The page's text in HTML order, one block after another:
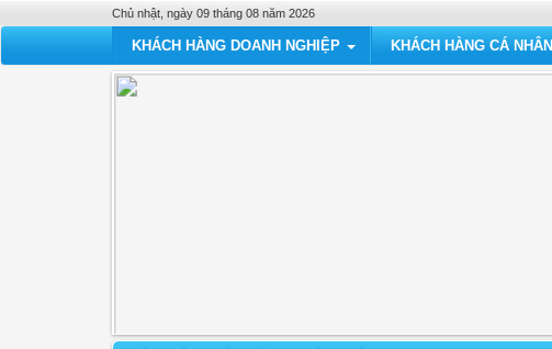
Chủ nhật, ngày 09 tháng 08 năm 2026
KHÁCH HÀNG DOANH NGHIỆP KHÁCH HÀNG CÁ NHÂN